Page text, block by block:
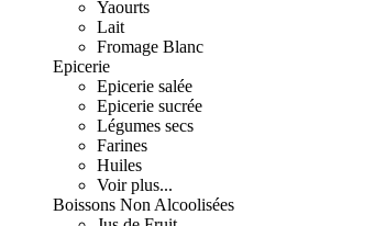
Yaourts
Lait
Fromage Blanc
Epicerie
Epicerie salée
Epicerie sucrée
Légumes secs
Farines
Huiles
Voir plus...
Boissons Non Alcoolisées